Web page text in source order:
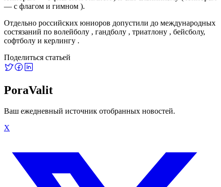
— с флагом и гимном ).
Отдельно российских юниоров допустили до международных
состязаний по волейболу , гандболу , триатлону , бейсболу,
софтболу и керлингу .
Поделиться статьей
PoraValit
Ваш ежедневный источник отобранных новостей.
X